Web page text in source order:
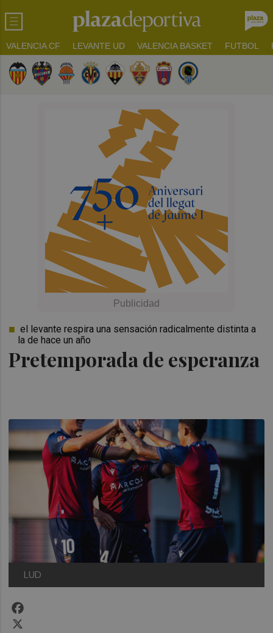
VALENCIA CF LEVANTE UD VALENCIA BASKET FUTBOL
Pretemporada de esperanza
el levante respira una sensación radicalmente distinta a
la de hace un año
LUD